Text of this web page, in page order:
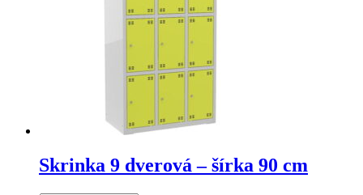
na
Skrinka 9 dverová – šírka 90 cm